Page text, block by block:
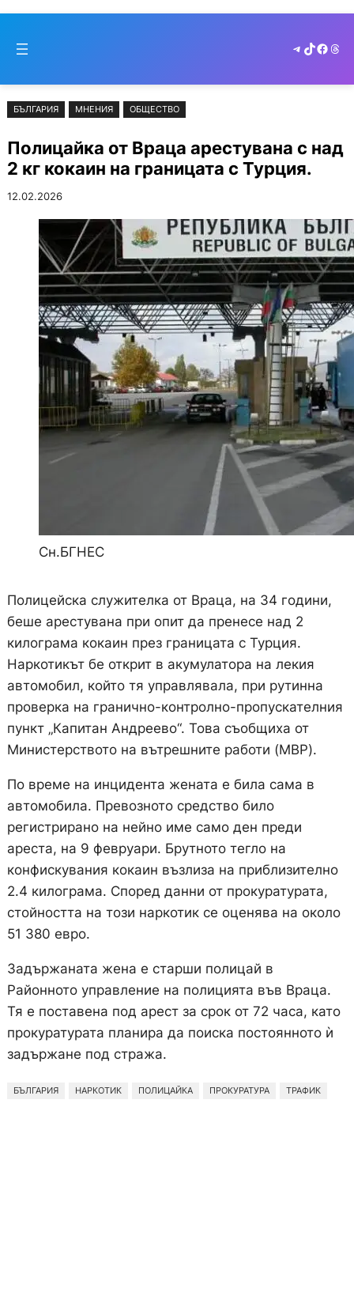
съдържанието
to
Telegram
TikTok
БЪЛГАРИЯ МНЕНИЯ ОБЩЕСТВО
Полицайка от Враца арестувана с над
2 кг кокаин на границата с Турция.
12.02.2026
Сн.БГНЕС
Полицейска служителка от Враца, на 34 години,
беше арестувана при опит да пренесе над 2
килограма кокаин през границата с Турция.
Наркотикът бе открит в акумулатора на лекия
автомобил, който тя управлявала, при рутинна
проверка на гранично-контролно-пропускателния
пункт „Капитан Андреево“. Това съобщиха от
Министерството на вътрешните работи (МВР).
По време на инцидента жената е била сама в
автомобила. Превозното средство било
регистрирано на нейно име само ден преди
ареста, на 9 февруари. Брутното тегло на
конфискувания кокаин възлиза на приблизително
2.4 килограма. Според данни от прокуратурата,
стойността на този наркотик се оценява на около
51 380 евро.
Задържаната жена е старши полицай в
Районното управление на полицията във Враца.
Тя е поставена под арест за срок от 72 часа, като
прокуратурата планира да поиска постоянното ѝ
задържане под стража.
БЪЛГАРИЯ НАРКОТИК ПОЛИЦАЙКА ПРОКУРАТУРА ТРАФИК